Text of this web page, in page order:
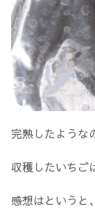
完熟したような
収穫したいちご
感想はというと